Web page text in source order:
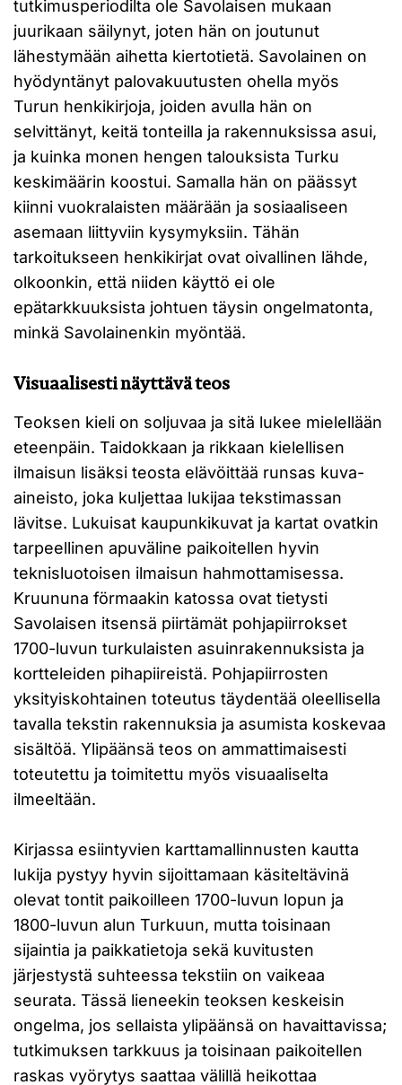
tutkimusperiodilta ole Savolaisen mukaan
juurikaan säilynyt, joten hän on joutunut
lähestymään aihetta kiertotietä. Savolainen on
hyödyntänyt palovakuutusten ohella myös
Turun henkikirjoja, joiden avulla hän on
selvittänyt, keitä tonteilla ja rakennuksissa asui,
ja kuinka monen hengen talouksista Turku
keskimäärin koostui. Samalla hän on päässyt
kiinni vuokralaisten määrään ja sosiaaliseen
asemaan liittyviin kysymyksiin. Tähän
tarkoitukseen henkikirjat ovat oivallinen lähde,
olkoonkin, että niiden käyttö ei ole
epätarkkuuksista johtuen täysin ongelmatonta,
minkä Savolainenkin myöntää.
Visuaalisesti näyttävä teos
Teoksen kieli on soljuvaa ja sitä lukee mielellään
eteenpäin. Taidokkaan ja rikkaan kielellisen
ilmaisun lisäksi teosta elävöittää runsas kuva-
aineisto, joka kuljettaa lukijaa tekstimassan
lävitse. Lukuisat kaupunkikuvat ja kartat ovatkin
tarpeellinen apuväline paikoitellen hyvin
teknisluotoisen ilmaisun hahmottamisessa.
Kruununa förmaakin katossa ovat tietysti
Savolaisen itsensä piirtämät pohjapiirrokset
1700-luvun turkulaisten asuinrakennuksista ja
kortteleiden pihapiireistä. Pohjapiirrosten
yksityiskohtainen toteutus täydentää oleellisella
tavalla tekstin rakennuksia ja asumista koskevaa
sisältöä. Ylipäänsä teos on ammattimaisesti
toteutettu ja toimitettu myös visuaaliselta
ilmeeltään.
Kirjassa esiintyvien karttamallinnusten kautta
lukija pystyy hyvin sijoittamaan käsiteltävinä
olevat tontit paikoilleen 1700-luvun lopun ja
1800-luvun alun Turkuun, mutta toisinaan
sijaintia ja paikkatietoja sekä kuvitusten
järjestystä suhteessa tekstiin on vaikeaa
seurata. Tässä lieneekin teoksen keskeisin
ongelma, jos sellaista ylipäänsä on havaittavissa;
tutkimuksen tarkkuus ja toisinaan paikoitellen
raskas vyörytys saattaa välillä heikottaa